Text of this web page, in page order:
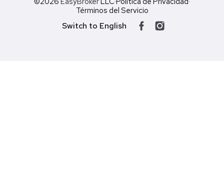
Términos del Servicio
Switch to English